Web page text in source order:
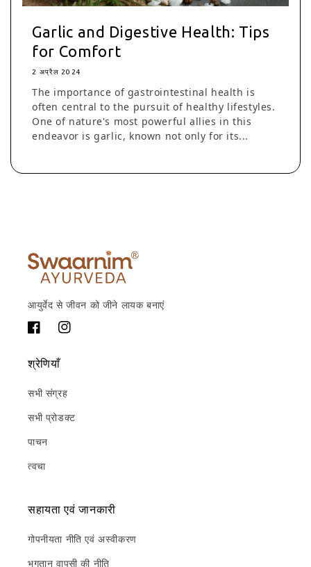
Garlic and Digestive Health: Tips
for Comfort
2 अप्रैल 2024
The importance of gastrointestinal health is
often central to the pursuit of healthy lifestyles.
One of nature's most powerful allies in this
endeavor is garlic, known not only for its...
आयुर्वेद से जीवन को जीने लायक बनाएं
फेसबुक Instagram
श्रेणियाँ
सभी संग्रह
सभी प्रोडक्ट
पाचन
त्वचा
सहायता एवं जानकारी
गोपनीयता नीति एवं अस्वीकरण
भुगतान वापसी की नीति